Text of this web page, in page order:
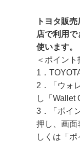
トヨタ販
店で利用
使います。
＜ポイン
1．
2．「ウォ
し「Wallet
3．「ポイ
押し、画面
しくは「